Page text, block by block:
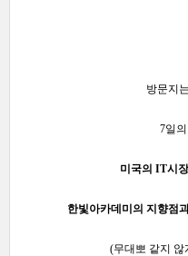
방문지
7일
미국의 IT시
한빛아카데미의 지향점
(무대뽀 같지 않